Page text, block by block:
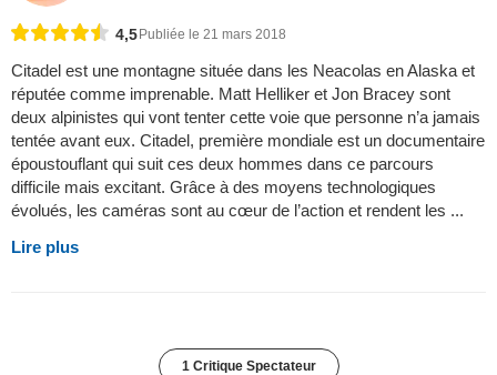
4,5Publiée le 21 mars 2018
Citadel est une montagne située dans les Neacolas en Alaska et
réputée comme imprenable. Matt Helliker et Jon Bracey sont
deux alpinistes qui vont tenter cette voie que personne n’a jamais
tentée avant eux. Citadel, première mondiale est un documentaire
époustouflant qui suit ces deux hommes dans ce parcours
difficile mais excitant. Grâce à des moyens technologiques
évolués, les caméras sont au cœur de l’action et rendent les ...
Lire plus
1 Critique Spectateur